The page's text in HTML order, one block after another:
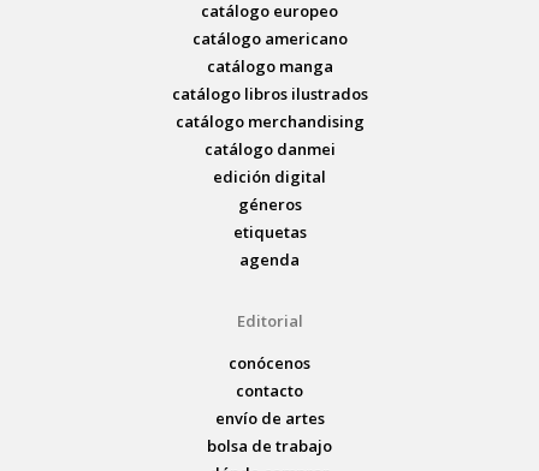
catálogo europeo
catálogo americano
catálogo manga
catálogo libros ilustrados
catálogo merchandising
catálogo danmei
edición digital
géneros
etiquetas
agenda
Editorial
conócenos
contacto
envío de artes
bolsa de trabajo